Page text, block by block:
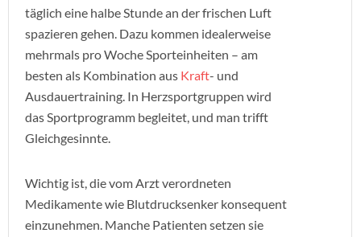
täglich eine halbe Stunde an der frischen Luft
spazieren gehen. Dazu kommen idealerweise
mehrmals pro Woche Sporteinheiten – am
besten als Kombination aus Kraft- und
Ausdauertraining. In Herzsportgruppen wird
das Sportprogramm begleitet, und man trifft
Gleichgesinnte.
Wichtig ist, die vom Arzt verordneten
Medikamente wie Blutdrucksenker konsequent
einzunehmen. Manche Patienten setzen sie